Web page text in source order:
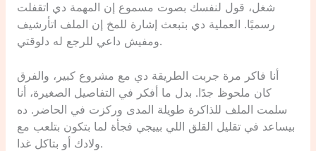
شغل، قول لنفسك بصوت مسموع إن المهمة دي اتقفلت
رسميًا. العملية دي بتبعث إشارة للمخ إن الملف اتأرشيف
ومفيش داعي للرجع له دلوقتي.
أنا فاكر مرة جربت الطريقة دي مع مشروع كبير، والفرق
كان ملحوظ جدًا. بدل ما أفكر في التفاصيل الصغيرة، أنا
سلمت الملف للذاكرة طويلة المدى وركزت في الحاضر. ده
بيساعد في تقليل القلق اللي بييجي فجأة لما بتكون بتلعب مع
ولادك أو بتاكل غدا.